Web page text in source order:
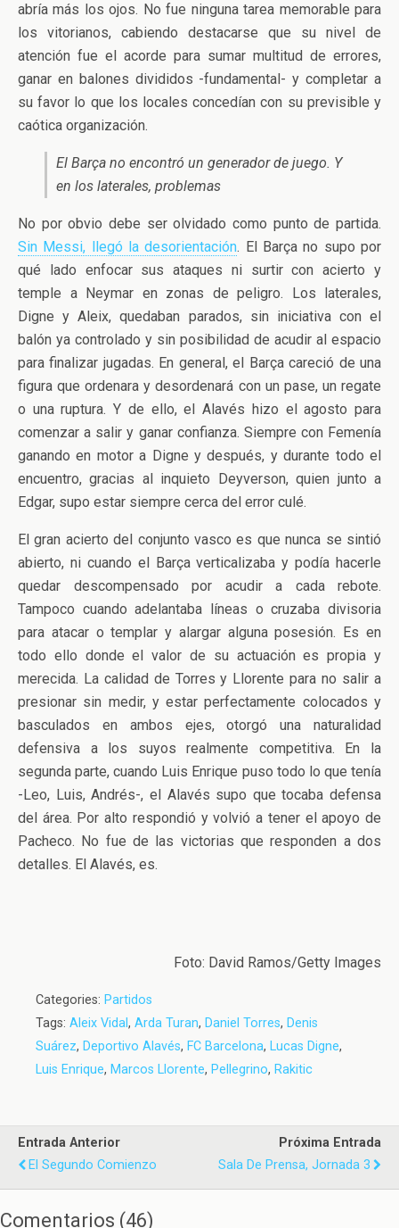
abría más los ojos. No fue ninguna tarea memorable para
los vitorianos, cabiendo destacarse que su nivel de
atención fue el acorde para sumar multitud de errores,
ganar en balones divididos -fundamental- y completar a
su favor lo que los locales concedían con su previsible y
caótica organización.
El Barça no encontró un generador de juego. Y
en los laterales, problemas
No por obvio debe ser olvidado como punto de partida.
Sin Messi, llegó la desorientación. El Barça no supo por
qué lado enfocar sus ataques ni surtir con acierto y
temple a Neymar en zonas de peligro. Los laterales,
Digne y Aleix, quedaban parados, sin iniciativa con el
balón ya controlado y sin posibilidad de acudir al espacio
para finalizar jugadas. En general, el Barça careció de una
figura que ordenara y desordenará con un pase, un regate
o una ruptura. Y de ello, el Alavés hizo el agosto para
comenzar a salir y ganar confianza. Siempre con Femenía
ganando en motor a Digne y después, y durante todo el
encuentro, gracias al inquieto Deyverson, quien junto a
Edgar, supo estar siempre cerca del error culé.
El gran acierto del conjunto vasco es que nunca se sintió
abierto, ni cuando el Barça verticalizaba y podía hacerle
quedar descompensado por acudir a cada rebote.
Tampoco cuando adelantaba líneas o cruzaba divisoria
para atacar o templar y alargar alguna posesión. Es en
todo ello donde el valor de su actuación es propia y
merecida. La calidad de Torres y Llorente para no salir a
presionar sin medir, y estar perfectamente colocados y
basculados en ambos ejes, otorgó una naturalidad
defensiva a los suyos realmente competitiva. En la
segunda parte, cuando Luis Enrique puso todo lo que tenía
-Leo, Luis, Andrés-, el Alavés supo que tocaba defensa
del área. Por alto respondió y volvió a tener el apoyo de
Pacheco. No fue de las victorias que responden a dos
detalles. El Alavés, es.
Foto: David Ramos/Getty Images
Categories: Partidos
Tags: Aleix Vidal, Arda Turan, Daniel Torres, Denis
Suárez, Deportivo Alavés, FC Barcelona, Lucas Digne,
Luis Enrique, Marcos Llorente, Pellegrino, Rakitic
Entrada Anterior
El Segundo Comienzo
Próxima Entrada
Sala De Prensa, Jornada 3
Comentarios (46)